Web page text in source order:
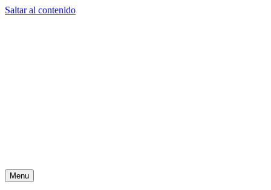
Saltar al contenido
Menu